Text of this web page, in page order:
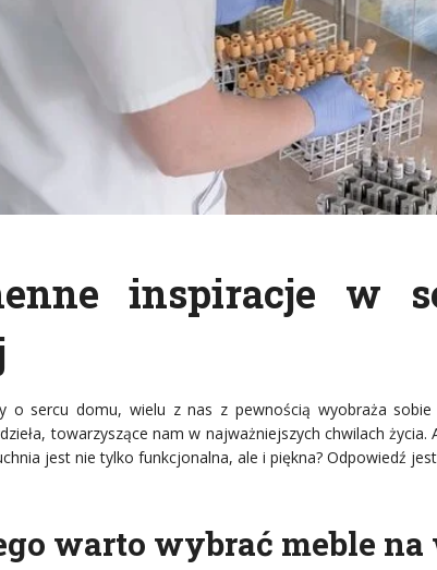
inspiracje w
o sercu domu, wielu z nas z pewnością wyobraża
towarzyszące nam w najważniejszych chwilach życia.
jest nie tylko funkcjonalna, ale i piękna? Odpowiedź
warto wybrać meble